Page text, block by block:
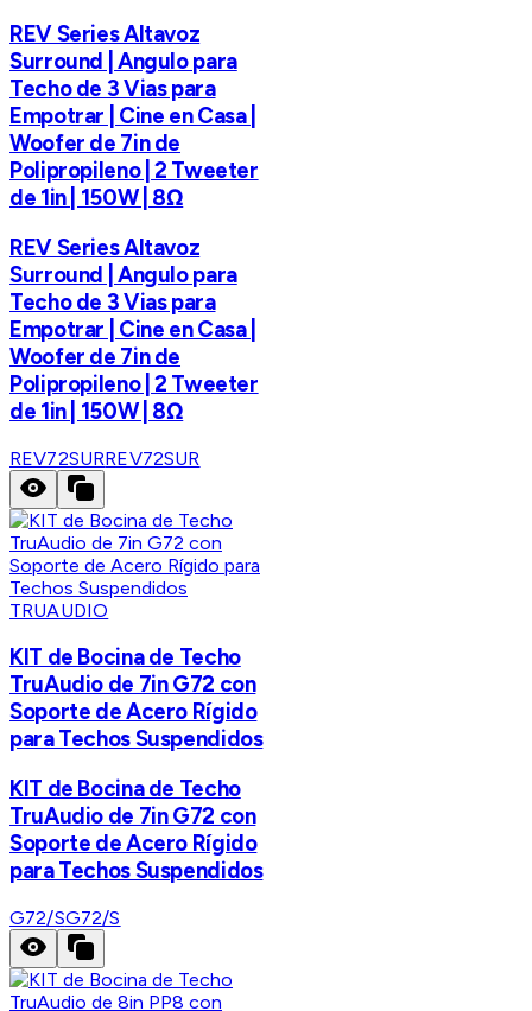
REV Series Altavoz
Surround | Angulo para
Techo de 3 Vias para
Empotrar | Cine en Casa |
Woofer de 7in de
Polipropileno | 2 Tweeter
de 1in | 150W | 8Ω
REV Series Altavoz
Surround | Angulo para
Techo de 3 Vias para
Empotrar | Cine en Casa |
Woofer de 7in de
Polipropileno | 2 Tweeter
de 1in | 150W | 8Ω
REV72SURREV72SUR
TRUAUDIO
KIT de Bocina de Techo
TruAudio de 7in G72 con
Soporte de Acero Rígido
para Techos Suspendidos
KIT de Bocina de Techo
TruAudio de 7in G72 con
Soporte de Acero Rígido
para Techos Suspendidos
G72/SG72/S